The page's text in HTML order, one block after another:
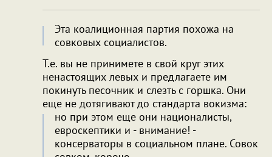
Эта коалиционная партия похожа на
совковых социалистов.
Т.е. вы не принимете в свой круг этих
ненастоящих левых и предлагаете им
покинуть песочник и слезть с горшка. Они
еще не дотягивают до стандарта вокизма:
но при этом еще они националисты,
евроскептики и - внимание! -
консерваторы в социальном плане. Совок